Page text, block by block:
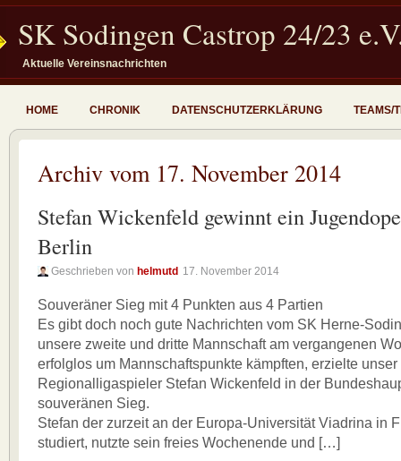
SK Sodingen Castrop 24/23
Aktuelle Vereinsnachrichten
HOME CHRONIK DATENSCHUTZERKLÄRUNG TEAMS/
Archiv vom 17. November 2014
Stefan Wickenfeld gewinnt ein
Berlin
Geschrieben von helmutd 17. November 2014
Souveräner Sieg mit 4 Punkten aus 4 Partien
Es gibt doch noch gute Nachrichten vom SK Herne-
unsere zweite und dritte Mannschaft am vergangenen
erfolglos um Mannschaftspunkte kämpften, erzielte unser
Regionalligaspieler Stefan Wickenfeld in der
souveränen Sieg.
Stefan der zurzeit an der Europa-Universität Viadrina in
studiert, nutzte sein freies Wochenende und […]